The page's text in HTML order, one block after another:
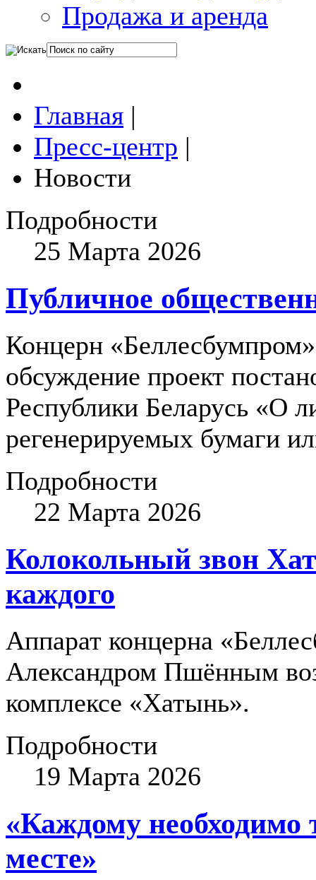
Продажа и аренда
Главная |
Пресс-центр |
Новости
Подробности
25 Марта 2026
Публичное
Концерн
обсуждение проект
Республики Беларусь «О
регенерируемых бумаги
Подробности
22 Марта 2026
Колокольный звон
каждого
Аппарат концерна
Александром Пшённым
комплексе «Хатынь».
Подробности
19 Марта 2026
«Каждому необходимо
месте»